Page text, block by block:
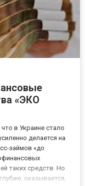
«ЭКО
в Украине стало
делается на
займов «до
таких средств. Но
оказывается,